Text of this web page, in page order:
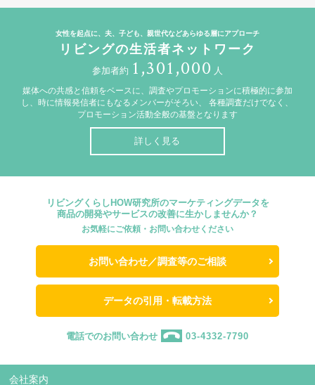
女性を起点に、夫、子ども、親世代などあらゆる層にアプローチ
リビングの生活者ネットワーク
参加者約 1,301,000 人
媒体への共感と信頼をベースに、調査やプロモーションに積極的に参加
し、時に情報発信者にもなるメンバーがそろい、
各種調査だけでなく、
プロモーション活動全般の基盤となります
詳しく見る
リビングくらしHOW研究所のマーケティングデータを
商品の開発やサービスの改善に生かしませんか？
お気軽にご依頼・お問い合わせください
お問い合わせ／調査等のご相談
データの引用・転載方法
電話でのお問い合わせ 03-4332-7790
会社案内